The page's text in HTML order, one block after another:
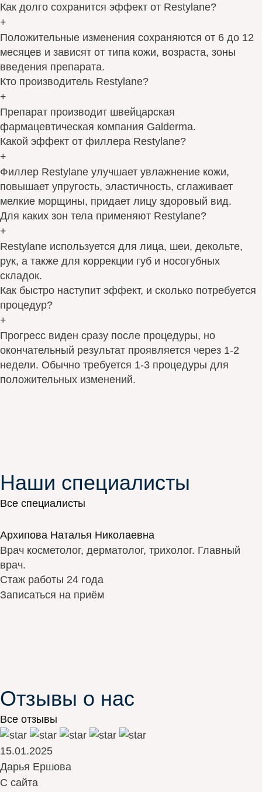
Как долго сохранится эффект от Restylane?
+
Положительные изменения сохраняются от 6 до 12
месяцев и зависят от типа кожи, возраста, зоны
введения препарата.
Кто производитель Restylane?
+
Препарат производит швейцарская
фармацевтическая компания Galderma.
Какой эффект от филлера Restylane?
+
Филлер Restylane улучшает увлажнение кожи,
повышает упругость, эластичность, сглаживает
мелкие морщины, придает лицу здоровый вид.
Для каких зон тела применяют Restylane?
+
Restylane используется для лица, шеи, декольте,
рук, а также для коррекции губ и носогубных
складок.
Как быстро наступит эффект, и сколько потребуется
процедур?
+
Прогресс виден сразу после процедуры, но
окончательный результат проявляется через 1-2
недели. Обычно требуется 1-3 процедуры для
положительных изменений.
Наши специалисты
Все специалисты
Архипова Наталья Николаевна
Врач косметолог, дерматолог, трихолог. Главный
врач.
Стаж работы 24 года
Записаться на приём
Отзывы о нас
Все отзывы
15.01.2025
Дарья Ершова
С сайта